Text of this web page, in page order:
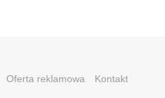
Oferta reklamowa Kontakt